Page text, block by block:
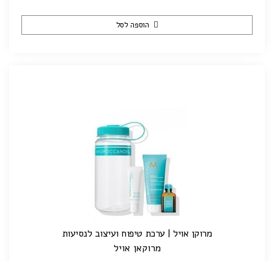
הוספה לסל
מרוקן אויל | ערכת טיפוח ועיצוב לנסיעות
מרוקאן אויל